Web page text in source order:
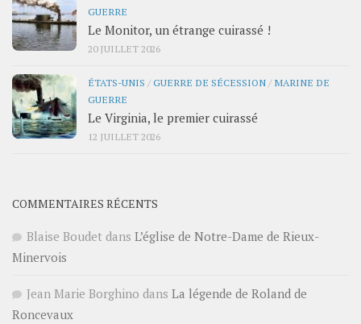
GUERRE
Le Monitor, un étrange cuirassé !
20 JUILLET 2026
ÉTATS-UNIS /GUERRE DE SÉCESSION/ MARINE DE
GUERRE
Le Virginia, le premier cuirassé
12 JUILLET 2026
COMMENTAIRES RÉCENTS
Blaise Boudet dans L’église de Notre-Dame de Rieux-
Minervois
Jean Marie Borghino dans La légende de Roland de
Roncevaux